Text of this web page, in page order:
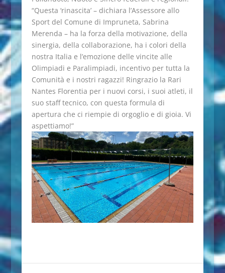
“Questa ‘rinascita’ – dichiara l’Assessore allo
Sport del Comune di Impruneta, Sabrina
Merenda – ha la forza della motivazione, della
sinergia, della collaborazione, ha i colori della
nostra Italia e l’emozione delle vincite alle
Olimpiadi e Paralimpiadi, incentivo per tutta la
Comunità e i nostri ragazzi! Ringrazio la Rari
Nantes Florentia per i nuovi corsi, i suoi atleti, il
suo staff tecnico, con questa formula di
apertura che ci riempie di orgoglio e di gioia. Vi
aspettiamo!”